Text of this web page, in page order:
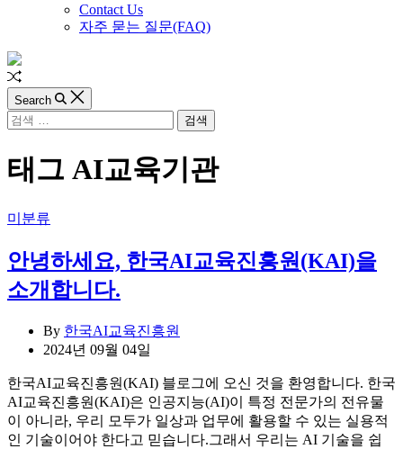
Contact Us
자주 묻는 질문(FAQ)
Random
Article
Search
검
태그 AI교육기관
Categories
미분류
안녕하세요, 한국AI교육진흥원(KAI)을
소개합니다.
By 한국AI교육진흥원
2024년 09월 04일
한국AI교육진흥원(KAI) 블로그에 오신 것을 환영합니다. 한국
AI교육진흥원(KAI)은 인공지능(AI)이 특정 전문가의 전유물
이 아니라, 우리 모두가 일상과 업무에 활용할 수 있는 실용적
인 기술이어야 한다고 믿습니다.그래서 우리는 AI 기술을 쉽